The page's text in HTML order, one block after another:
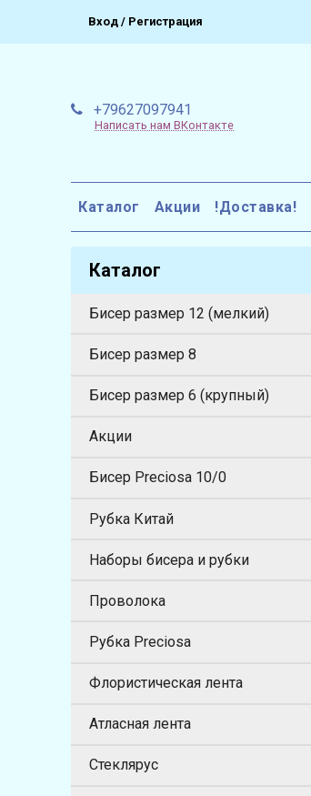
Вход / Регистрация
+79627097941
Написать нам ВКонтакте
Каталог Акции !Доставка!
Каталог
Бисер размер 12 (мелкий)
Бисер размер 8
Бисер размер 6 (крупный)
Акции
Бисер Preciosa 10/0
Рубка Китай
Наборы бисера и рубки
Проволока
Рубка Preciosa
Флористическая лента
Атласная лента
Стеклярус